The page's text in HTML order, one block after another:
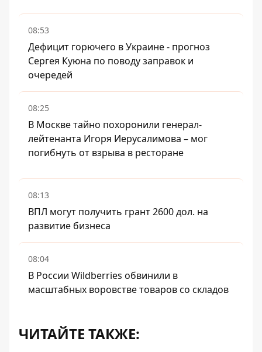
08:53
Дефицит горючего в Украине - прогноз
Сергея Куюна по поводу заправок и
очередей
08:25
В Москве тайно похоронили генерал-
лейтенанта Игоря Иерусалимова – мог
погибнуть от взрыва в ресторане
08:13
ВПЛ могут получить грант 2600 дол. на
развитие бизнеса
08:04
В России Wildberries обвинили в
масштабных воровстве товаров со складов
ЧИТАЙТЕ ТАКЖЕ: